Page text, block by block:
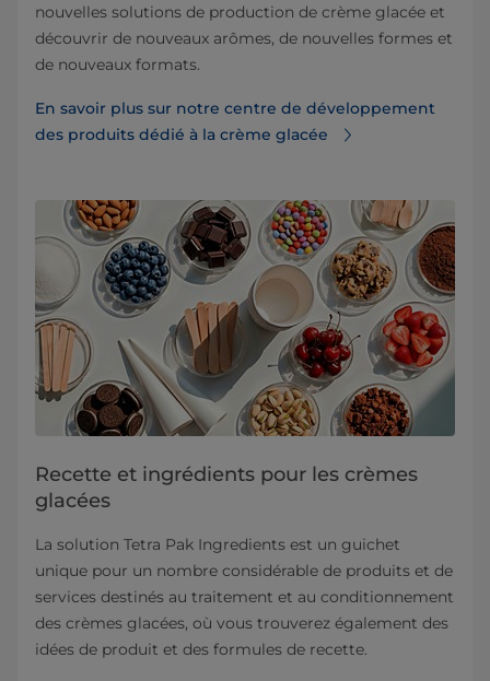
nouvelles solutions de production de crème glacée et
découvrir de nouveaux arômes, de nouvelles formes et
de nouveaux formats.
En savoir plus sur notre centre de développement
des produits dédié à la crème glacée
Recette et ingrédients pour les crèmes
glacées
La solution Tetra Pak Ingredients est un guichet
unique pour un nombre considérable de produits et de
services destinés au traitement et au conditionnement
des crèmes glacées, où vous trouverez également des
idées de produit et des formules de recette.